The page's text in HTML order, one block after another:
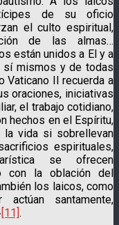
de su oficio
el culto espiritual,
de las almas…
están unidos a El y a
mismos y de todas
Vaticano II recuerda a
oraciones, iniciati­vas
el trabajo cotidiano,
hechos en el Espíritu,
vida si sobrellevan
espirituales,
se ofrecen
con la oblación del
los laicos, como
santa­mente,
[11].